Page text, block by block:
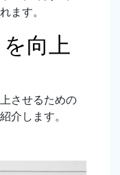
ます。
向上
させるための
介します。